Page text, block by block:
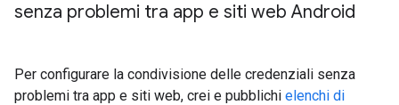
senza problemi tra app e siti web Android
Per configurare la condivisione delle credenziali senza
problemi tra app e siti web, crei e pubblichi elenchi di